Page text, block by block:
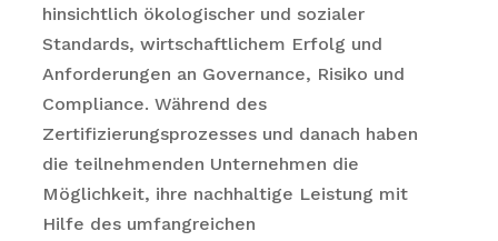
hinsichtlich ökologischer und sozialer
Standards, wirtschaftlichem Erfolg und
Anforderungen an Governance, Risiko und
Compliance. Während des
Zertifizierungsprozesses und danach haben
die teilnehmenden Unternehmen die
Möglichkeit, ihre nachhaltige Leistung mit
Hilfe des umfangreichen